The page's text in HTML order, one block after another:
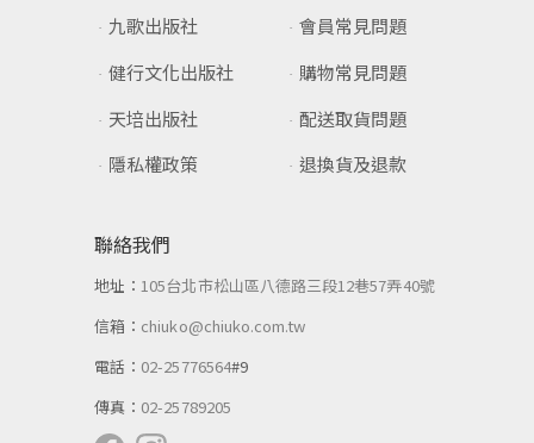
九歌出版社
健行文化出版社
天培出版社
隱私權政策
會員常見問題
購物常見問題
配送取貨問題
退換貨及退款
聯絡我們
地址： 105台北市松山區八德路三段12巷57弄40號
信箱： chiuko@chiuko.com.tw
電話： 02-25776564#9
傳真： 02-25789205